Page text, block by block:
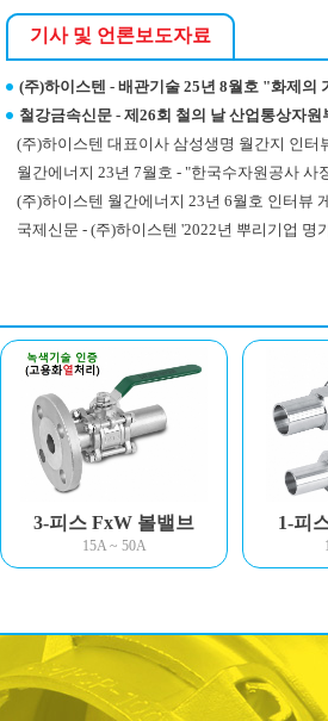
동영상보기
기사 및 언론보도자료
(주)하이스텐 - 배관기술 25년 8월호 "화제의
철강금속신문 - 제26회 철의 날 산업통상자
(주)하이스텐 대표이사 삼성생명 월간지 인터
월간에너지 23년 7월호 - "한국수자원공사 사
(주)하이스텐 월간에너지 23년 6월호 인터뷰
국제신문 - (주)하이스텐 '2022년 뿌리기업 명
3-피스 FxW 볼밸브
15A ~ 50A
1-피